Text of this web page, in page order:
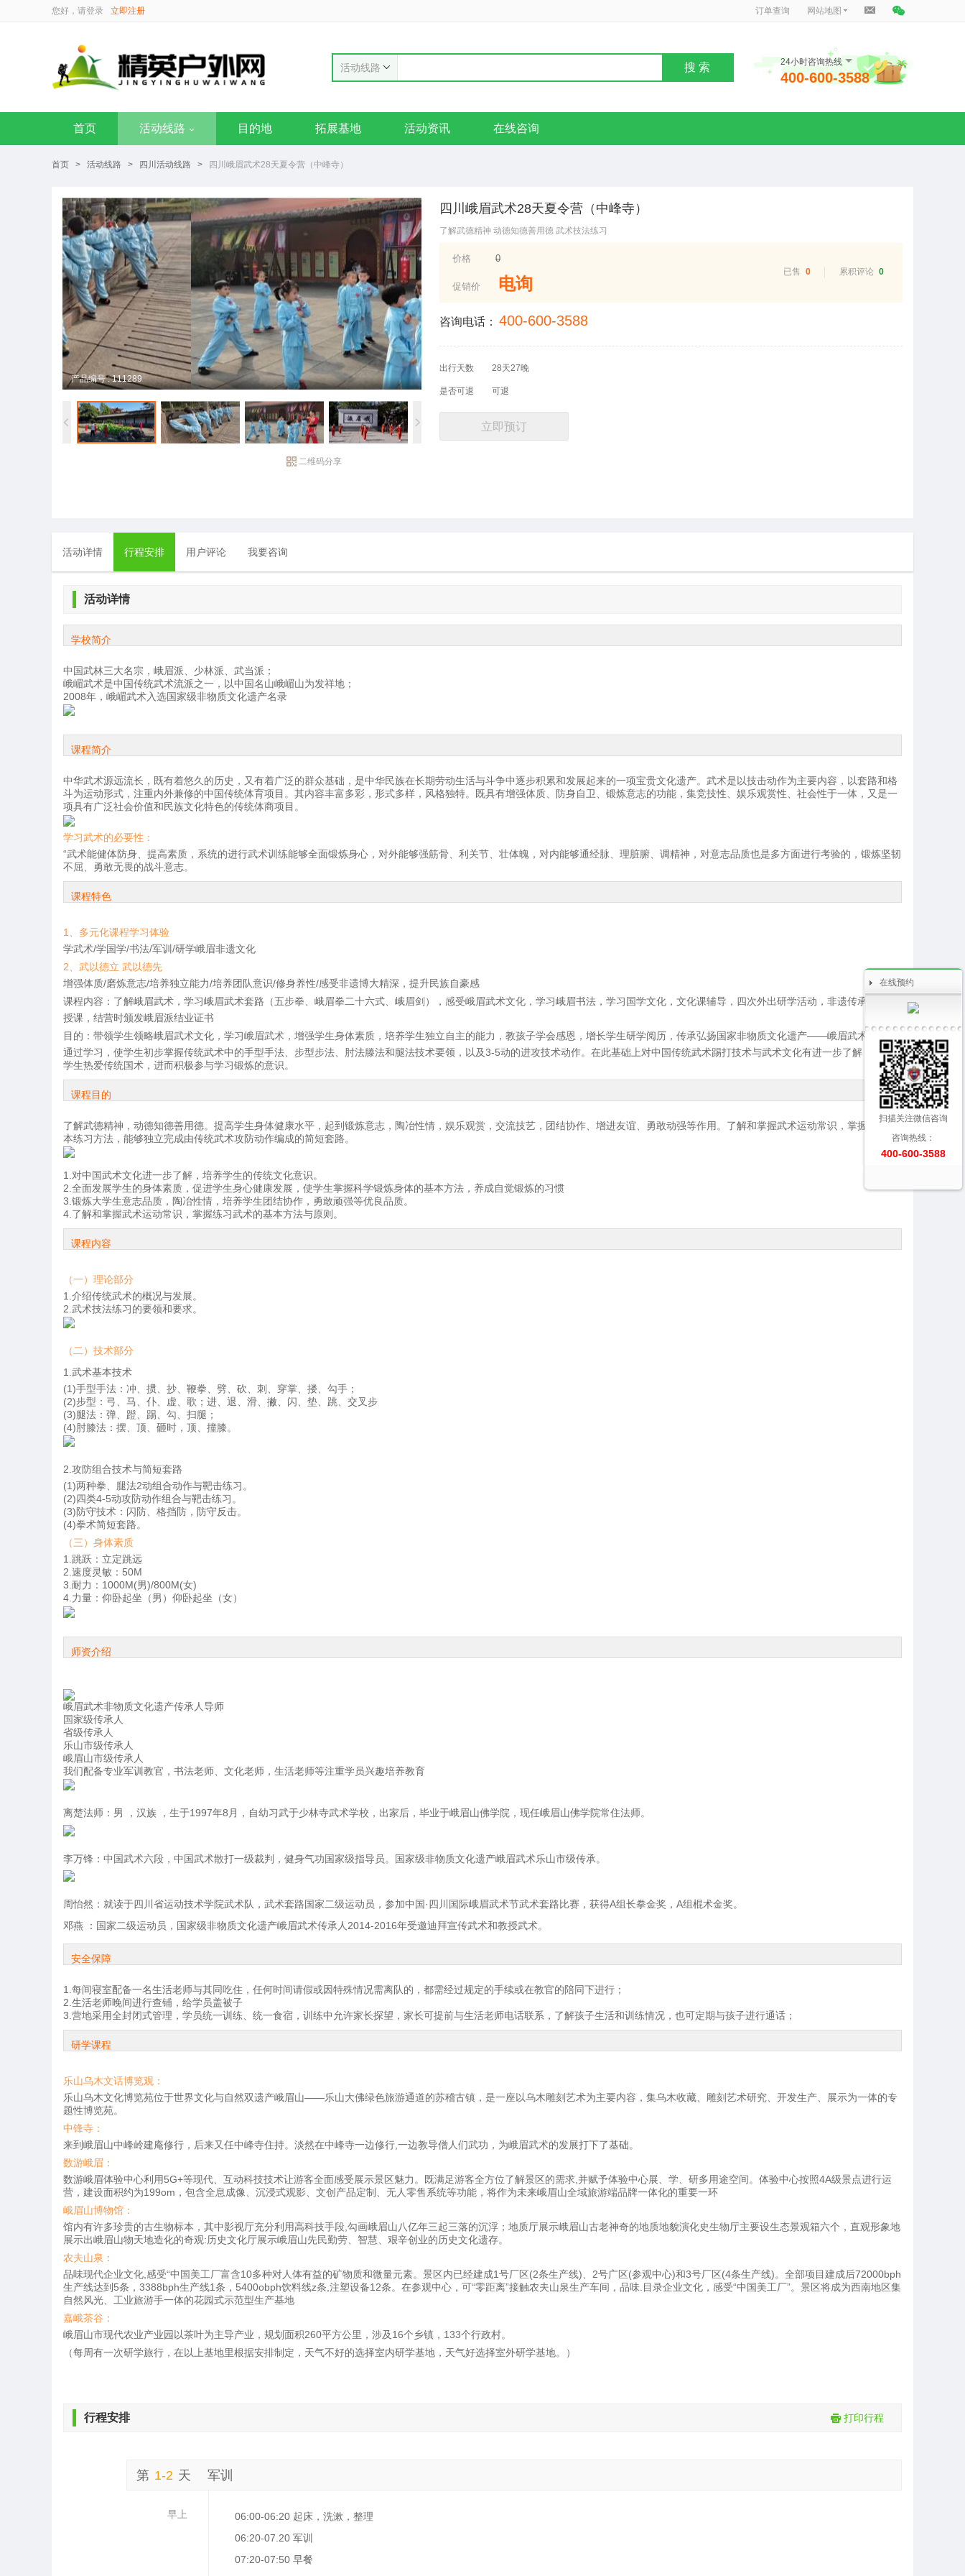
您好，请登录 立即注册 订单查询 网站地图
活动线路 搜 索 24小时咨询热线
400-600-3588
首页 活动线路 目的地 拓展基地 活动资讯 在线咨询
首页 > 活动线路 > 四川活动线路 > 四川峨眉武术28天夏令营（中峰寺）
产品编号 : 111289
二维码分享
四川峨眉武术28天夏令营（中峰寺）
了解武德精神 动德知德善用德 武术技法练习
价格 0
促销价 电询
已售 0 累积评论 0
咨询电话： 400-600-3588
出行天数 28天27晚
是否可退 可退
立即预订
活动详情 行程安排 用户评论 我要咨询
活动详情
学校简介
中国武林三大名宗，峨眉派、少林派、武当派；
峨嵋武术是中国传统武术流派之一，以中国名山峨嵋山为发祥地；
2008年，峨嵋武术入选国家级非物质文化遗产名录
课程简介
中华武术源远流长，既有着悠久的历史，又有着广泛的群众基础，是中华民族在长期劳动生活与斗争中逐步积累和发展起来的一项宝贵文化遗产。武术是以技击动作为主要内容，以套路和格
斗为运动形式，注重内外兼修的中国传统体育项目。其内容丰富多彩，形式多样，风格独特。既具有增强体质、防身自卫、锻炼意志的功能，集竞技性、娱乐观赏性、社会性于一体，又是一
项具有广泛社会价值和民族文化特色的传统体商项目。
学习武术的必要性：
“武术能健体防身、提高素质，系统的进行武术训练能够全面锻炼身心，对外能够强筋骨、利关节、壮体魄，对内能够通经脉、理脏腑、调精神，对意志品质也是多方面进行考验的，锻炼坚韧
不屈、勇敢无畏的战斗意志。
课程特色
1、多元化课程学习体验
学武术/学国学/书法/军训/研学峨眉非遗文化
2、武以德立 武以德先
增强体质/磨炼意志/培养独立能力/培养团队意识/修身养性/感受非遗博大精深，提升民族自豪感
课程内容： 了解峨眉武术，学习峨眉武术套路（五步拳、峨眉拳二十六式、峨眉剑），感受峨眉武术文化，学习峨眉书法，学习国学文化，文化课辅导，四次外出研学活动，非遗传承人亲自
授课，结营时颁发峨眉派结业证书
目的： 带领学生领略峨眉武术文化，学习峨眉武术，增强学生身体素质，培养学生独立自主的能力，教孩子学会感恩，增长学生研学阅历，传承弘扬国家非物质文化遗产——峨眉武术。
通过学习，使学生初步掌握传统武术中的手型手法、步型步法、肘法滕法和腿法技术要领，以及3-5动的进攻技术动作。在此基础上对中国传统武术踢打技术与武术文化有进一步了解，培养
学生热爱传统国术，进而积极参与学习锻炼的意识。
课程目的
了解武德精神，动德知德善用德。提高学生身体健康水平，起到锻炼意志，陶冶性情，娱乐观赏，交流技艺，团结协作、增进友谊、勇敢动强等作用。了解和掌握武术运动常识，掌握武术基
本练习方法，能够独立完成由传统武术攻防动作编成的简短套路。
1.对中国武术文化进一步了解，培养学生的传统文化意识。
2.全面发展学生的身体素质，促进学生身心健康发展，使学生掌握科学锻炼身体的基本方法，养成自觉锻炼的习惯
3.锻炼大学生意志品质，陶冶性情，培养学生团结协作，勇敢顽强等优良品质。
4.了解和掌握武术运动常识，掌握练习武术的基本方法与原则。
课程内容
（一）理论部分
1.介绍传统武术的概况与发展。
2.武术技法练习的要领和要求。
（二）技术部分
1.武术基本技术
(1)手型手法：冲、掼、抄、鞭拳、劈、砍、刺、穿掌、搂、勾手；
(2)步型：弓、马、仆、虚、歌；进、退、滑、撇、闪、垫、跳、交叉步
(3)腿法：弹、蹬、踢、勾、扫腿；
(4)肘膝法：摆、顶、砸时，顶、撞膝。
2.攻防组合技术与简短套路
(1)两种拳、腿法2动组合动作与靶击练习。
(2)四类4-5动攻防动作组合与靶击练习。
(3)防守技术：闪防、格挡防，防守反击。
(4)拳术简短套路。
（三）身体素质
1.跳跃：立定跳远
2.速度灵敏：50M
3.耐力：1000M(男)/800M(女)
4.力量：仰卧起坐（男）仰卧起坐（女）
师资介绍
峨眉武术非物质文化遗产传承人导师
国家级传承人
省级传承人
乐山市级传承人
峨眉山市级传承人
我们配备专业军训教官，书法老师、文化老师，生活老师等注重学员兴趣培养教育
离楚法师： 男 ，汉族 ，生于1997年8月，自幼习武于少林寺武术学校，出家后，毕业于峨眉山佛学院，现任峨眉山佛学院常住法师。
李万锋： 中国武术六段，中国武术散打一级裁判，健身气功国家级指导员。国家级非物质文化遗产峨眉武术乐山市级传承。
周怡然： 就读于四川省运动技术学院武术队，武术套路国家二级运动员，参加中国·四川国际峨眉武术节武术套路比赛，获得A组长拳金奖，A组棍术金奖。
邓燕 ： 国家二级运动员，国家级非物质文化遗产峨眉武术传承人2014-2016年受邀迪拜宣传武术和教授武术。
安全保障
1.每间寝室配备一名生活老师与其同吃住，任何时间请假或因特殊情况需离队的，都需经过规定的手续或在教官的陪同下进行；
2.生活老师晚间进行查铺，给学员盖被子
3.营地采用全封闭式管理，学员统一训练、统一食宿，训练中允许家长探望，家长可提前与生活老师电话联系，了解孩子生活和训练情况，也可定期与孩子进行通话；
研学课程
乐山乌木文话博览观：
乐山乌木文化博览苑位于世界文化与自然双遗产峨眉山——乐山大佛绿色旅游通道的苏稽古镇，是一座以乌木雕刻艺术为主要内容，集乌木收藏、雕刻艺术研究、开发生产、展示为一体的专
题性博览苑。
中锋寺：
来到峨眉山中峰岭建庵修行，后来又任中峰寺住持。淡然在中峰寺一边修行,一边教导僧人们武功，为峨眉武术的发展打下了基础。
数游峨眉：
数游峨眉体验中心利用5G+等现代、互动科技技术让游客全面感受展示景区魅力。既满足游客全方位了解景区的需求,并赋予体验中心展、学、研多用途空间。体验中心按照4A级景点进行运
营，建设面积约为199om，包含全息成像、沉浸式观影、文创产品定制、无人零售系统等功能，将作为未来峨眉山全域旅游端品牌一体化的重要一环
峨眉山博物馆：
馆内有许多珍贵的古生物标本，其中影视厅充分利用高科技手段,勾画峨眉山八亿年三起三落的沉浮；地质厅展示峨眉山古老神奇的地质地貌演化史生物厅主要设生态景观箱六个，直观形象地
展示出峨眉山物天地造化的奇观:历史文化厅展示峨眉山先民勤劳、智慧、艰辛创业的历史文化遗存。
农夫山泉：
品味现代企业文化,感受“中国美工厂富含10多种对人体有益的矿物质和微量元素。景区内已经建成1号厂区(2条生产线)、2号广区(参观中心)和3号厂区(4条生产线)。全部项目建成后72000bph
生产线达到5条，3388bph生产线1条，5400obph饮料线z条,注塑设备12条。在参观中心，可“零距离”接触农夫山泉生产车间，品味.目录企业文化，感受“中国美工厂”。景区将成为西南地区集
自然风光、工业旅游手一体的花园式示范型生产基地
嘉峨茶谷：
峨眉山市现代农业产业园以茶叶为主导产业，规划面积260平方公里，涉及16个乡镇，133个行政村。
（每周有一次研学旅行，在以上基地里根据安排制定，天气不好的选择室内研学基地，天气好选择室外研学基地。）
行程安排 打印行程
第 1-2 天 军训
早上
06:00-06:20 起床，洗漱，整理
06:20-07.20 军训
07:20-07:50 早餐
在线预约
扫描关注微信咨询
咨询热线：
400-600-3588